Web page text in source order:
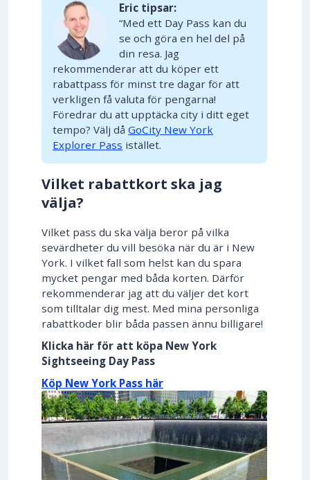
Eric tipsar:
“Med ett Day Pass kan du
se och göra en hel del på
din resa. Jag
rekommenderar att du köper ett
rabattpass för minst tre dagar för att
verkligen få valuta för pengarna!
Föredrar du att upptäcka city i ditt eget
tempo? Välj då GoCity New York
Explorer Pass istället.
Vilket rabattkort ska jag
välja?
Vilket pass du ska välja beror på vilka
sevärdheter du vill besöka när du är i New
York. I vilket fall som helst kan du spara
mycket pengar med båda korten. Därför
rekommenderar jag att du väljer det kort
som tilltalar dig mest. Med mina personliga
rabattkoder blir båda passen ännu billigare!
Klicka här för att köpa New York
Sightseeing Day Pass
Köp New York Pass här